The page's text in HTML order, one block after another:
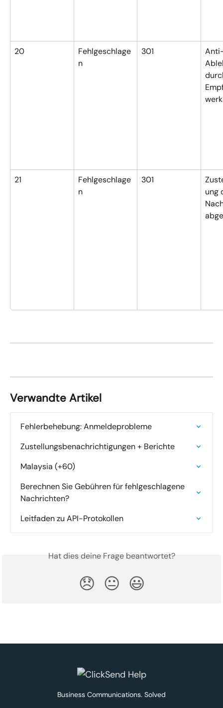
20
Fehlgeschlage
n
301
werk
21
Fehlgeschlage
n
301
ung
Verwandte Artikel
Fehlerbehebung: Anmeldeprobleme
Zustellungsbenachrichtigungen + Berichte
Malaysia (+60)
Berechnen Sie Gebühren für fehlgeschlagene
Nachrichten?
Leitfaden zu API-Protokollen
Hat dies deine Frage beantwortet?
😞 😐 😃
Business Communications. Solved